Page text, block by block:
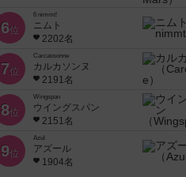
6位
6 nimmt!
ニムト
2202名
7位
Carcassonne
カルカソンヌ
2191名
8位
Wingspan
ウイングスパン
2151名
9位
Azul
アズール
1904名